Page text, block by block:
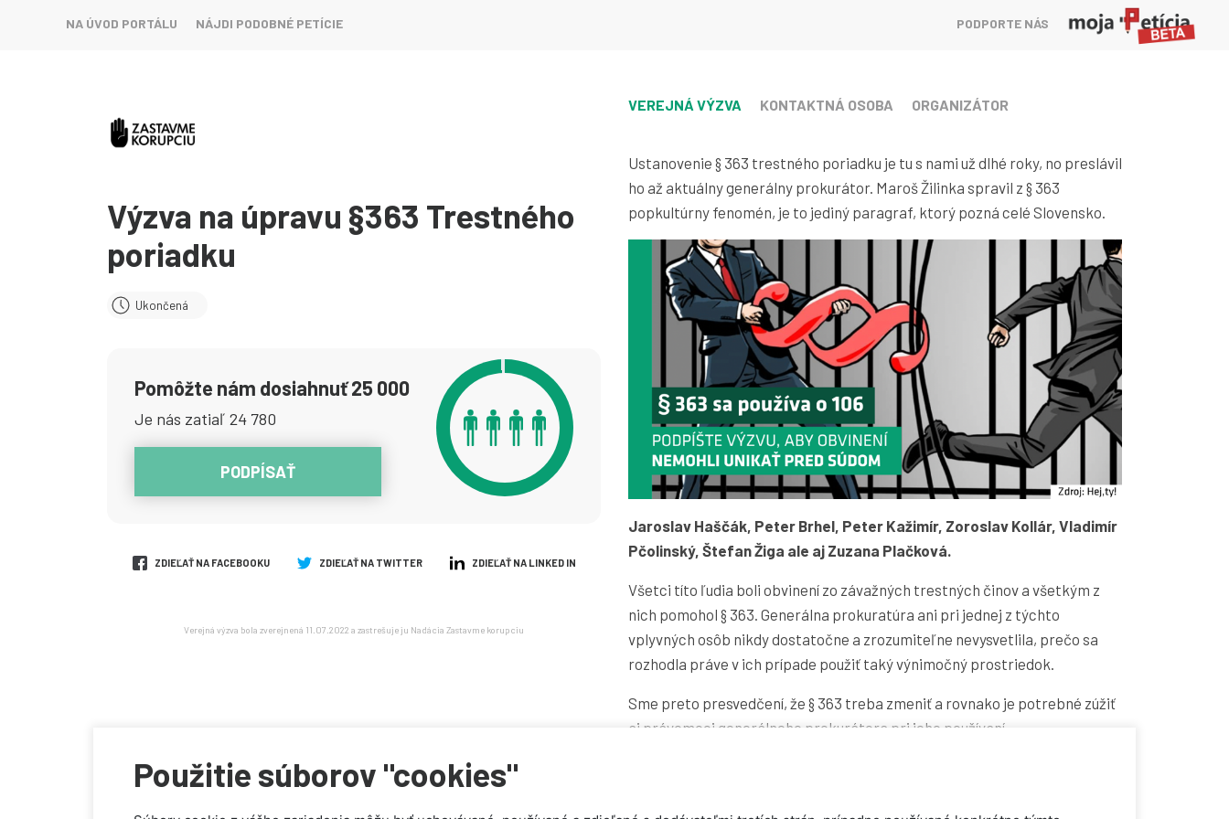
NA ÚVOD PORTÁLU NÁJDI PODOBNÉ PETÍCIE PODPORTE NÁS
Použitie súborov "cookies"
Výzva na úpravu §363 Trestného
poriadku
Ukončená
Pomôžte nám dosiahnuť 25 000
Je nás zatiaľ 24 780
PODPÍSAŤ
ZDIEĽAŤ NA FACEBOOKU ZDIEĽAŤ NA TWITTER ZDIEĽAŤ NA LINKED IN
Verejná výzva bola zverejnená 11.07.2022 a zastrešuje ju Nadácia Zastavme korupciu
VEREJNÁ VÝZVA KONTAKTNÁ OSOBA ORGANIZÁTOR
Ustanovenie § 363 trestného poriadku je tu s nami už dlhé roky, no preslávil
ho až aktuálny generálny prokurátor. Maroš Žilinka spravil z § 363
popkultúrny fenomén, je to jediný paragraf, ktorý pozná celé Slovensko.
Jaroslav Haščák, Peter Brhel, Peter Kažimír, Zoroslav Kollár, Vladimír
Pčolinský, Štefan Žiga ale aj Zuzana Plačková.
Všetci títo ľudia boli obvinení zo závažných trestných činov a všetkým z
nich pomohol § 363. Generálna prokuratúra ani pri jednej z týchto
vplyvných osôb nikdy dostatočne a zrozumiteľne nevysvetlila, prečo sa
rozhodla práve v ich prípade použiť taký výnimočný prostriedok.
Sme preto presvedčení, že § 363 treba zmeniť a rovnako je potrebné zúžiť
aj právomoci generálneho prokurátora pri jeho používaní.